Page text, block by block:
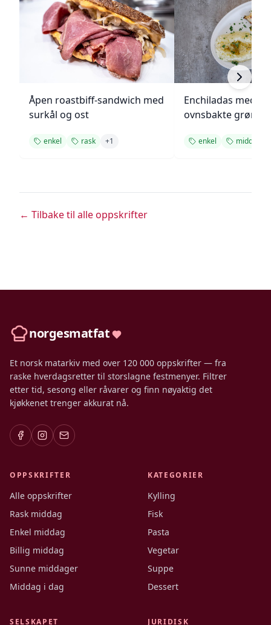
Åpen roastbiff-sandwich med
surkål og ost
enkel rask +1
Enchiladas med
ovnsbakte
enkel middag
← Tilbake til alle oppskrifter
norgesmatfat
Et norsk matarkiv med over 120 000 oppskrifter — fra
raske hverdagsretter til storslagne festmenyer. Filtrer
etter tid, sesong eller råvarer og finn nøyaktig det
kjøkkenet trenger akkurat nå.
OPPSKRIFTER
Alle oppskrifter
Rask middag
Enkel middag
Billig middag
Sunne middager
Middag i dag
KATEGORIER
Kylling
Fisk
Pasta
Vegetar
Suppe
Dessert
SELSKAPET JURIDISK